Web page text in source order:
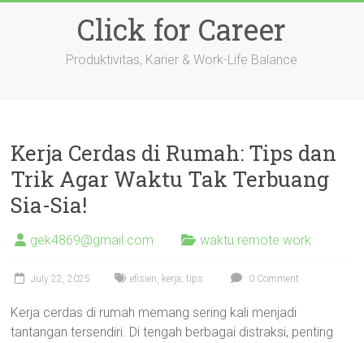
Click for Career
Produktivitas, Karier & Work-Life Balance
Kerja Cerdas di Rumah: Tips dan
Trik Agar Waktu Tak Terbuang
Sia-Sia!
gek4869@gmail.com waktu remote work
July 22, 2025 efisien, kerja,tips 0 Comment
Kerja cerdas di rumah memang sering kali menjadi
tantangan tersendiri. Di tengah berbagai distraksi, penting